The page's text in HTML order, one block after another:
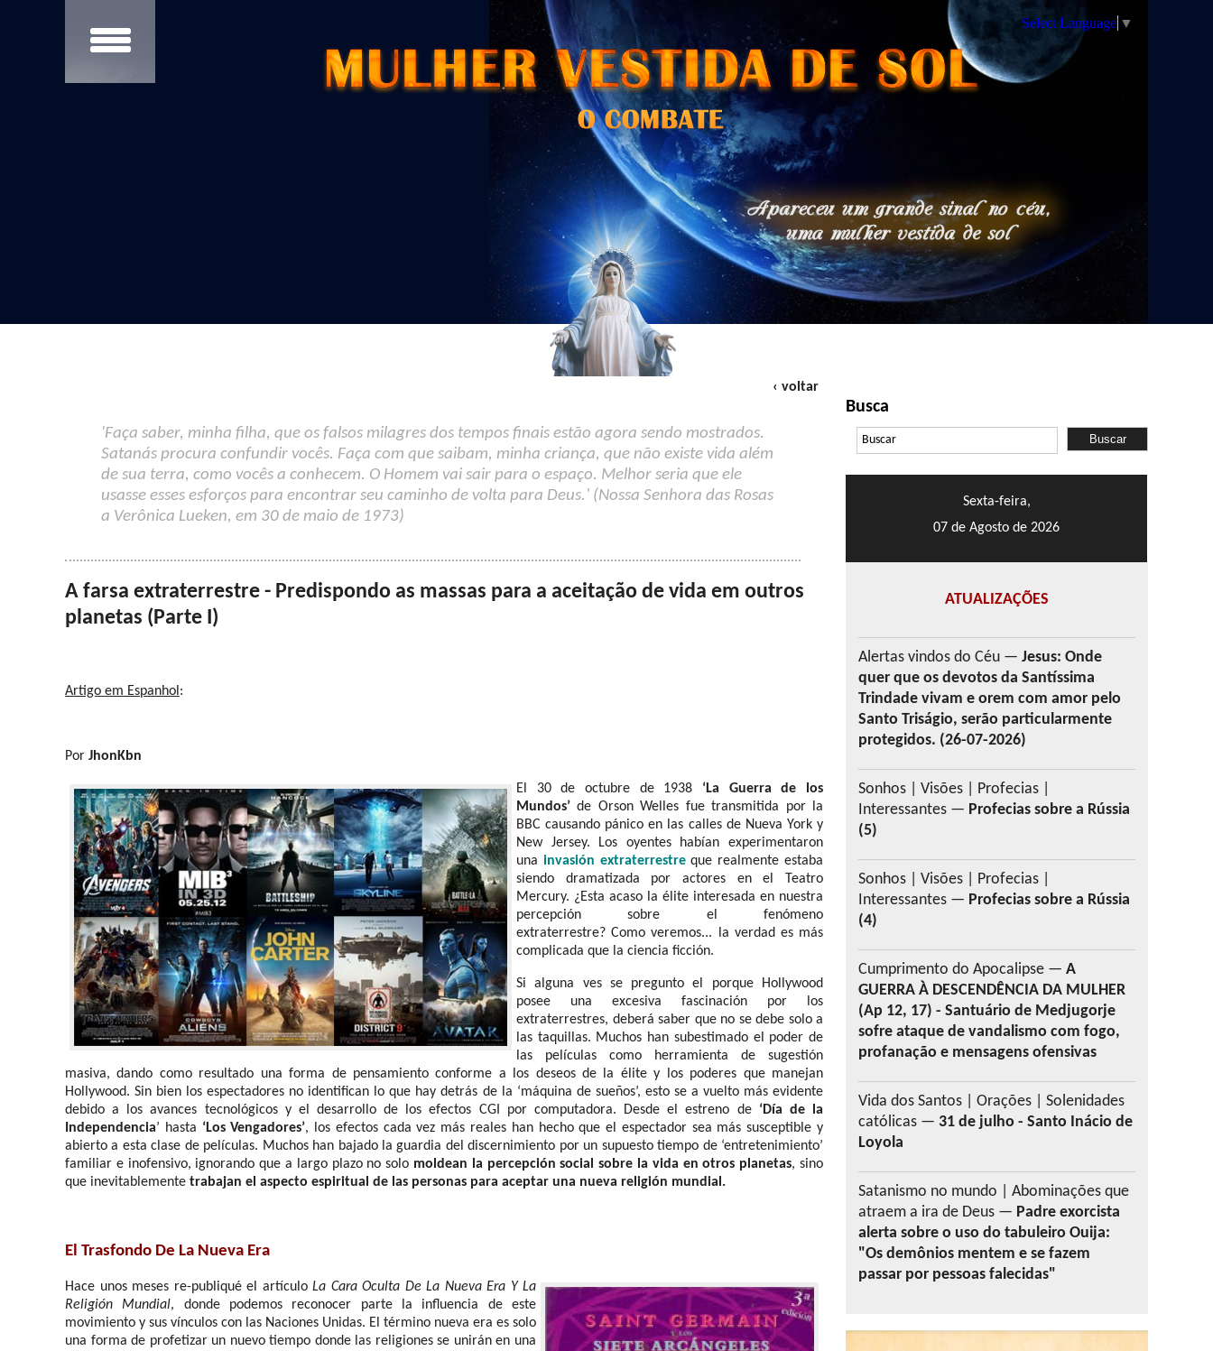
Select Language ▼
‹ voltar
'Faça saber, minha filha, que os falsos milagres dos tempos finais estão agora sendo mostrados.
Satanás procura confundir vocês. Faça com que saibam, minha criança, que não existe vida além
de sua terra, como vocês a conhecem. O Homem vai sair para o espaço. Melhor seria que ele
usasse esses esforços para encontrar seu caminho de volta para Deus.' (Nossa Senhora das Rosas
a Verônica Lueken, em 30 de maio de 1973)
A farsa extraterrestre - Predispondo as massas para a aceitação de vida em outros
planetas (Parte I)
Artigo em Espanhol :
Por JhonKbn
El 30 de octubre de 1938 ‘La Guerra de los
Mundos’ de Orson Welles fue transmitida por la
BBC causando pánico en las calles de Nueva York y
New Jersey. Los oyentes habían experimentaron
una invasión extraterrestreque realmente estaba
siendo dramatizada por actores en el Teatro
Mercury. ¿Esta acaso la élite interesada en nuestra
percepción sobre el fenómeno
extraterrestre? Como veremos... la verdad es más
complicada que la ciencia ficción.
Si alguna ves se pregunto el porque Hollywood
posee una excesiva fascinación por los
extraterrestres, deberá saber que no se debe solo a
las taquillas. Muchos han subestimado el poder de
las películas como herramienta de sugestión
masiva, dando como resultado una forma de pensamiento conforme a los deseos de la élite y los poderes que manejan
Hollywood. Sin bien los espectadores no identifican lo que hay detrás de la ‘máquina de sueños’, esto se a vuelto más evidente
debido a los avances tecnológicos y el desarrollo de los efectos CGI por computadora. Desde el estreno de ‘Día de la
Independencia’ hasta ‘Los Vengadores’, los efectos cada vez más reales han hecho que el espectador sea más susceptible y
abierto a esta clase de películas. Muchos han bajado la guardia del discernimiento por un supuesto tiempo de ‘entretenimiento’
familiar e inofensivo, ignorando que a largo plazo no solo moldean la percepción social sobre la vida en otros planetas, sino
que inevitablemente trabajan el aspecto espiritual de las personas para aceptar una nueva religión mundial.
El Trasfondo De La Nueva Era
Hace unos meses re-publiqué el artículo La Cara Oculta De La Nueva Era Y La
Religión Mundial, donde podemos reconocer parte la influencia de este
movimiento y sus vínculos con las Naciones Unidas. El término nueva era es solo
una forma de profetizar un nuevo tiempo donde las religiones se unirán en una
Busca
Sexta-feira,
07 de Agosto de 2026
ATUALIZAÇÕES
Alertas vindos do Céu — Jesus: Onde
quer que os devotos da Santíssima
Trindade vivam e orem com amor pelo
Santo Triságio, serão particularmente
protegidos. (26-07-2026)
Sonhos | Visões | Profecias |
Interessantes — Profecias sobre a Rússia
(5)
Sonhos | Visões | Profecias |
Interessantes — Profecias sobre a Rússia
(4)
Cumprimento do Apocalipse — A
GUERRA À DESCENDÊNCIA DA MULHER
(Ap 12, 17) - Santuário de Medjugorje
sofre ataque de vandalismo com fogo,
profanação e mensagens ofensivas
Vida dos Santos | Orações | Solenidades
católicas — 31 de julho - Santo Inácio de
Loyola
Satanismo no mundo | Abominações que
atraem a ira de Deus — Padre exorcista
alerta sobre o uso do tabuleiro Ouija:
"Os demônios mentem e se fazem
passar por pessoas falecidas"